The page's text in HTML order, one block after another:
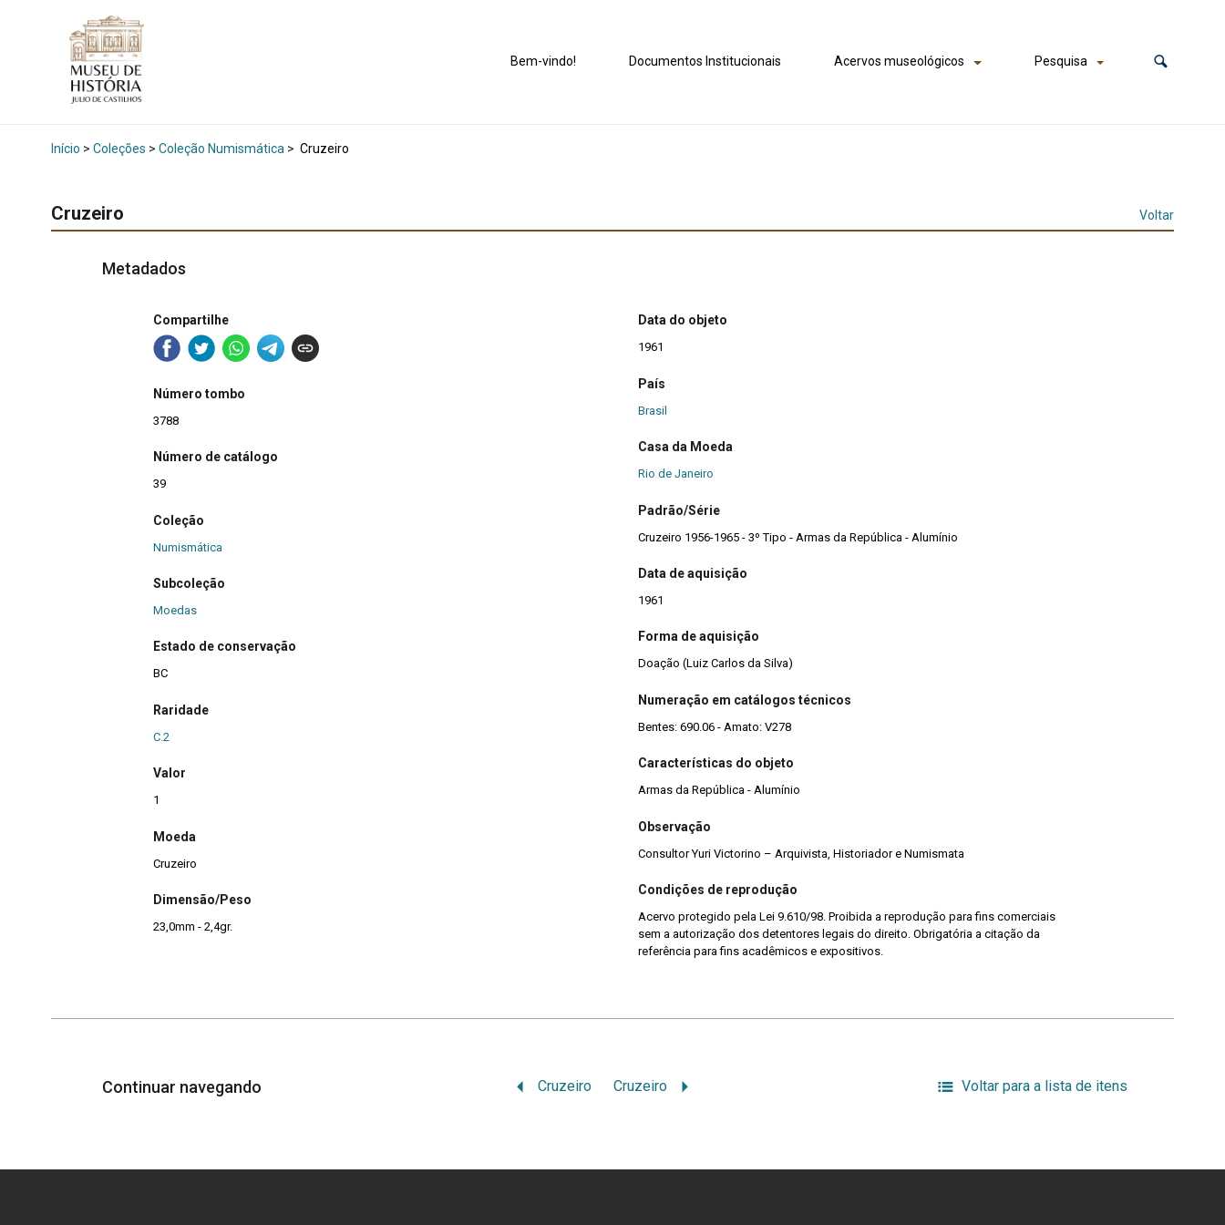
Bem-vindo! Documentos Institucionais Acervos museológicos Pesquisa
Início > Coleções > Coleção Numismática > Cruzeiro
Cruzeiro Voltar
Metadados
Compartilhe
Número tombo
3788
Número de catálogo
39
Coleção
Numismática
Subcoleção
Moedas
Estado de conservação
BC
Raridade
C.2
Valor
1
Moeda
Cruzeiro
Dimensão/Peso
23,0mm - 2,4gr.
Data do objeto
1961
País
Brasil
Casa da Moeda
Rio de Janeiro
Padrão/Série
Cruzeiro 1956-1965 - 3º Tipo - Armas da República - Alumínio
Data de aquisição
1961
Forma de aquisição
Doação (Luiz Carlos da Silva)
Numeração em catálogos técnicos
Bentes: 690.06 - Amato: V278
Características do objeto
Armas da República - Alumínio
Observação
Consultor Yuri Victorino – Arquivista, Historiador e Numismata
Condições de reprodução
Acervo protegido pela Lei 9.610/98. Proibida a reprodução para fins comerciais
sem a autorização dos detentores legais do direito. Obrigatória a citação da
referência para fins acadêmicos e expositivos.
Continuar navegando Cruzeiro Cruzeiro Voltar para a lista de itens